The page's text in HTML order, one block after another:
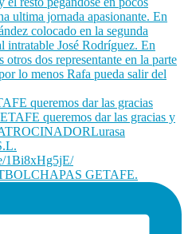
queremos dar las gracias
GETAFE.